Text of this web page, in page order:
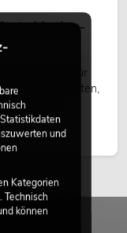
Moving-
für
Stadtfesten,
und
und
Kategorien
Technisch
können